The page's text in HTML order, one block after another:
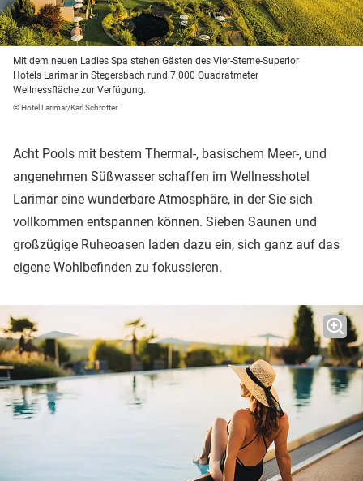
Mit dem neuen Ladies Spa stehen Gästen des Vier-Sterne-Superior
Hotels Larimar in Stegersbach rund 7.000 Quadratmeter
Wellnessfläche zur Verfügung.
© Hotel Larimar/Karl Schrotter
Acht Pools mit bestem Thermal-, basischem Meer-, und
angenehmen Süßwasser schaffen im Wellnesshotel
Larimar eine wunderbare Atmosphäre, in der Sie sich
vollkommen entspannen können. Sieben Saunen und
großzügige Ruheoasen laden dazu ein, sich ganz auf das
eigene Wohlbefinden zu fokussieren.